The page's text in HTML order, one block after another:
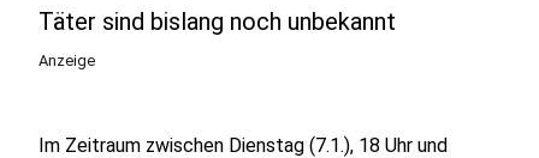
Täter sind bislang noch unbekannt
Anzeige
Im Zeitraum zwischen Dienstag (7.1.), 18 Uhr und